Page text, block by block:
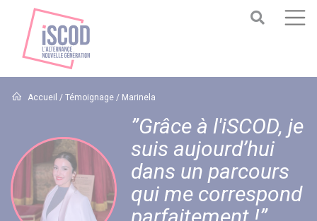
Accueil /Témoignage / Marinela
”Grâce à l'iSCOD, je
suis aujourd’hui
dans un parcours
qui me correspond